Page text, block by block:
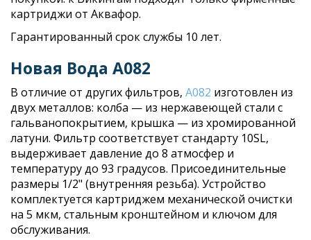
картриджи от Аквафор.
Гарантированный срок службы 10 лет.
Новая Вода A082
В отличие от других фильтров, А082 изготовлен из
двух металлов: колба — из нержавеющей стали с
гальванопокрытием, крышка — из хромированной
латуни. Фильтр соответствует стандарту 10SL,
выдерживает давление до 8 атмосфер и
температуру до 93 градусов. Присоединительные
размеры 1/2" (внутренняя резьба). Устройство
комплектуется картриджем механической очистки
на 5 мкм, стальным кронштейном и ключом для
обслуживания.